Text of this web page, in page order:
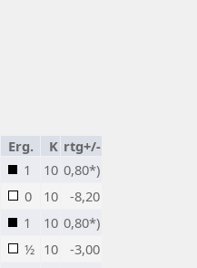
Erg. K rtg+/-
1 10 0,80*)
0 10
-8,20
1 10 0,80*)
½ 10
-3,00